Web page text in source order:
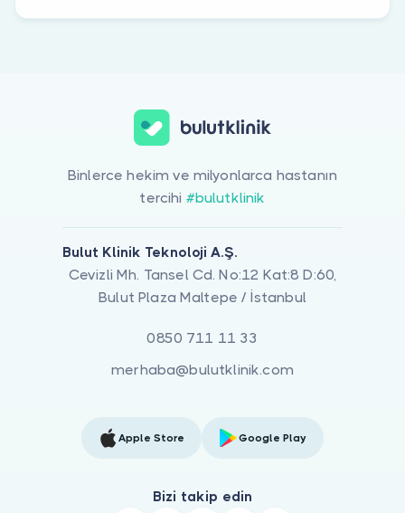
Binlerce hekim ve milyonlarca hastanın
tercihi #bulutklinik
Bulut Klinik Teknoloji A.Ş.
Cevizli Mh. Tansel Cd. No:12 Kat:8 D:60,
Bulut Plaza Maltepe / İstanbul
0850 711 11 33
merhaba@bulutklinik.com
Apple Store Google Play
Bizi takip edin